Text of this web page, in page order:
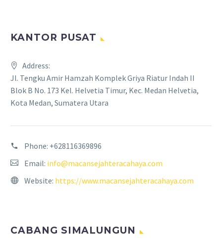
KANTOR PUSAT
Address:
Jl. Tengku Amir Hamzah Komplek Griya Riatur Indah II
Blok B No. 173 Kel. Helvetia Timur, Kec. Medan Helvetia,
Kota Medan, Sumatera Utara
Phone: +628116369896
Email: info@macansejahteracahaya.com
Website: https://www.macansejahteracahaya.com
CABANG SIMALUNGUN